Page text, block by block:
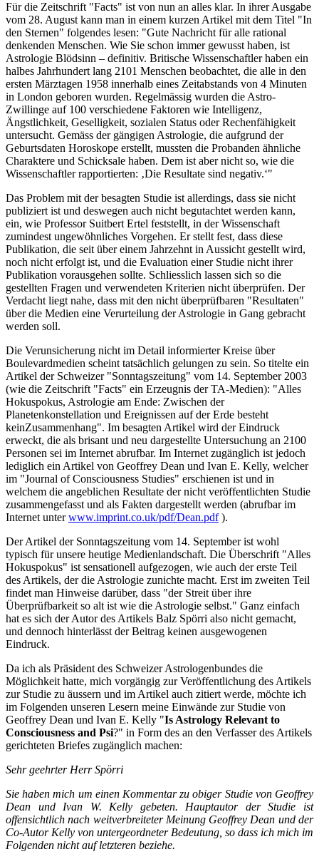
Für die Zeitschrift "Facts" ist von nun an alles klar. In ihrer Ausgabe
vom 28. August kann man in einem kurzen Artikel mit dem Titel "In
den Sternen" folgendes lesen: "Gute Nachricht für alle rational
denkenden Menschen. Wie Sie schon immer gewusst haben, ist
Astrologie Blödsinn – definitiv. Britische Wissenschaftler haben ein
halbes Jahrhundert lang 2101 Menschen beobachtet, die alle in den
ersten Märztagen 1958 innerhalb eines Zeitabstands von 4 Minuten
in London geboren wurden. Regelmässig wurden die Astro-
Zwillinge auf 100 verschiedene Faktoren wie Intelligenz,
Ängstlichkeit, Geselligkeit, sozialen Status oder Rechenfähigkeit
untersucht. Gemäss der gängigen Astrologie, die aufgrund der
Geburtsdaten Horoskope erstellt, mussten die Probanden ähnliche
Charaktere und Schicksale haben. Dem ist aber nicht so, wie die
Wissenschaftler rapportierten: ‚Die Resultate sind negativ.‘"
Das Problem mit der besagten Studie ist allerdings, dass sie nicht
publiziert ist und deswegen auch nicht begutachtet werden kann,
ein, wie Professor Suitbert Ertel feststellt, in der Wissenschaft
zumindest ungewöhnliches Vorgehen. Er stellt fest, dass diese
Publikation, die seit über einem Jahrzehnt in Aussicht gestellt wird,
noch nicht erfolgt ist, und die Evaluation einer Studie nicht ihrer
Publikation vorausgehen sollte. Schliesslich lassen sich so die
gestellten Fragen und verwendeten Kriterien nicht überprüfen. Der
Verdacht liegt nahe, dass mit den nicht überprüfbaren "Resultaten"
über die Medien eine Verurteilung der Astrologie in Gang gebracht
werden soll.
Die Verunsicherung nicht im Detail informierter Kreise über
Boulevardmedien scheint tatsächlich gelungen zu sein. So titelte ein
Artikel der Schweizer "Sonntagszeitung" vom 14. September 2003
(wie die Zeitschrift "Facts" ein Erzeugnis der TA-Medien): "Alles
Hokuspokus, Astrologie am Ende: Zwischen der
Planetenkonstellation und Ereignissen auf der Erde besteht
keinZusammenhang". Im besagten Artikel wird der Eindruck
erweckt, die als brisant und neu dargestellte Untersuchung an 2100
Personen sei im Internet abrufbar. Im Internet zugänglich ist jedoch
lediglich ein Artikel von Geoffrey Dean und Ivan E. Kelly, welcher
im "Journal of Consciousness Studies" erschienen ist und in
welchem die angeblichen Resultate der nicht veröffentlichten Studie
zusammengefasst und als Fakten dargestellt werden (abrufbar im
Internet unterwww.imprint.co.uk/pdf/Dean.pdf).
Der Artikel der Sonntagszeitung vom 14. September ist wohl
typisch für unsere heutige Medienlandschaft. Die Überschrift "Alles
Hokuspokus" ist sensationell aufgezogen, wie auch der erste Teil
des Artikels, der die Astrologie zunichte macht. Erst im zweiten Teil
findet man Hinweise darüber, dass "der Streit über ihre
Überprüfbarkeit so alt ist wie die Astrologie selbst." Ganz einfach
hat es sich der Autor des Artikels Balz Spörri also nicht gemacht,
und dennoch hinterlässt der Beitrag keinen ausgewogenen
Eindruck.
Da ich als Präsident des Schweizer Astrologenbundes die
Möglichkeit hatte, mich vorgängig zur Veröffentlichung des Artikels
zur Studie zu äussern und im Artikel auch zitiert werde, möchte ich
im Folgenden unseren Lesern meine Einwände zur Studie von
Geoffrey Dean und Ivan E. Kelly "Is Astrology Relevant to
Consciousness and Psi?" in Form des an den Verfasser des Artikels
gerichteten Briefes zugänglich machen:
Sehr geehrter Herr Spörri
Sie haben mich um einen Kommentar zu obiger Studie von Geoffrey
Dean und Ivan W. Kelly gebeten. Hauptautor der Studie ist
offensichtlich nach weitverbreiteter Meinung Geoffrey Dean und der
Co-Autor Kelly von untergeordneter Bedeutung, so dass ich mich im
Folgenden nicht auf letzteren beziehe.